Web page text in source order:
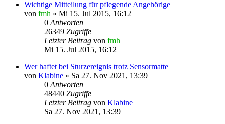
Wichtige Mitteilung für pflegende Angehörige
von fmh » Mi 15. Jul 2015, 16:12
0 Antworten
26349 Zugriffe
Letzter Beitrag von fmh
Mi 15. Jul 2015, 16:12
Wer haftet bei Sturzereignis trotz Sensormatte
von Klabine » Sa 27. Nov 2021, 13:39
0 Antworten
48440 Zugriffe
Letzter Beitrag von Klabine
Sa 27. Nov 2021, 13:39